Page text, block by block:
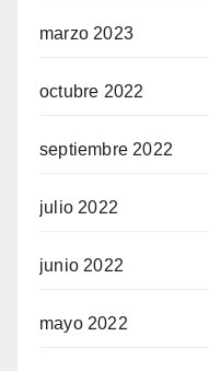
marzo 2023
octubre 2022
septiembre 2022
julio 2022
junio 2022
mayo 2022